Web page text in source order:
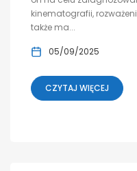
kinematografii,
także ma...
05/09/2025
CZYTAJ WIĘCEJ